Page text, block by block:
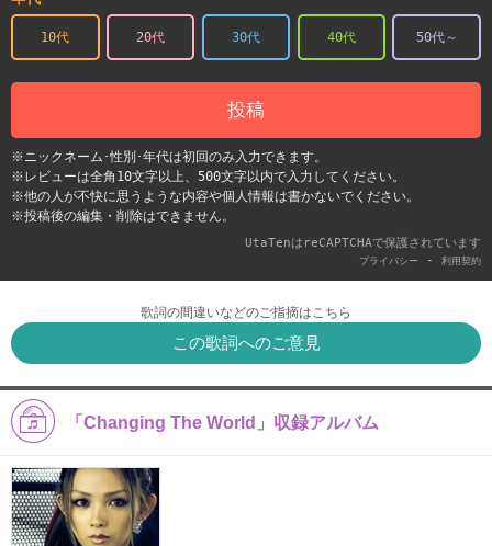
10代 20代 30代 40代 50代～
投稿
※ニックネーム･性別･年代は初回のみ入力できます。
※レビューは全角10文字以上、500文字以内で入力してください。
※他の人が不快に思うような内容や個人情報は書かないでください。
※投稿後の編集・削除はできません。
UtaTenはreCAPTCHAで保護されています
プライバシー - 利用契約
歌詞の間違いなどのご指摘はこちら
この歌詞へのご意見
「Changing The World」収録アルバム